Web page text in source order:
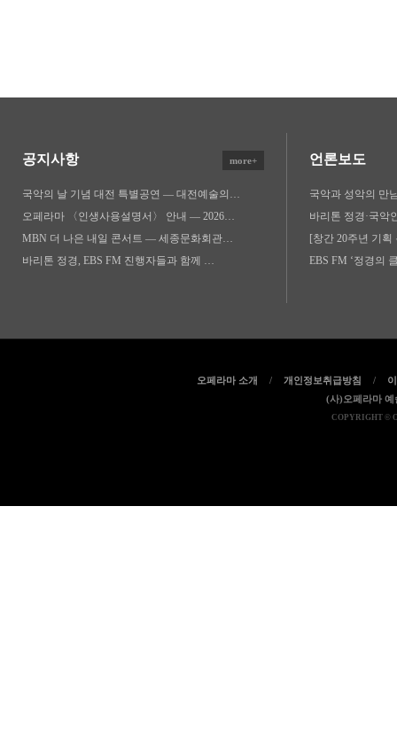
공지사항 more+
국악의 날 기념 대전 특별공연 — 대전예술의…
오페라마 〈인생사용설명서〉 안내 — 2026…
MBN 더 나은 내일 콘서트 — 세종문화회관…
바리톤 정경, EBS FM 진행자들과 함께 …
언론보도
국악과 성악의 만
바리톤 정경·국
[창간 20주년 기
EBS FM ‘정경의
오페라마 소개 / 개인정보취급방침 /
(사)오페라마 예
COPYRIGHT ©